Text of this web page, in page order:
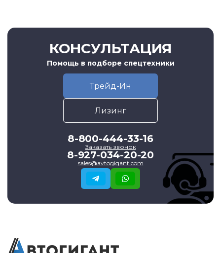
КОНСУЛЬТАЦИЯ
Помощь в подборе спецтехники
Трейд-Ин
Лизинг
8-800-444-33-16
Заказать звонок
8-927-034-20-20
sales@avtogigant.com